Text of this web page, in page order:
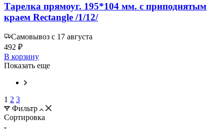
Тарелка прямоуг. 195*104 мм. с приподнятым
краем Rectangle /1/12/
Самовывоз с 17 августа
492 ₽
В корзину
Показать еще
1 2 3
Фильтр
Сортировка